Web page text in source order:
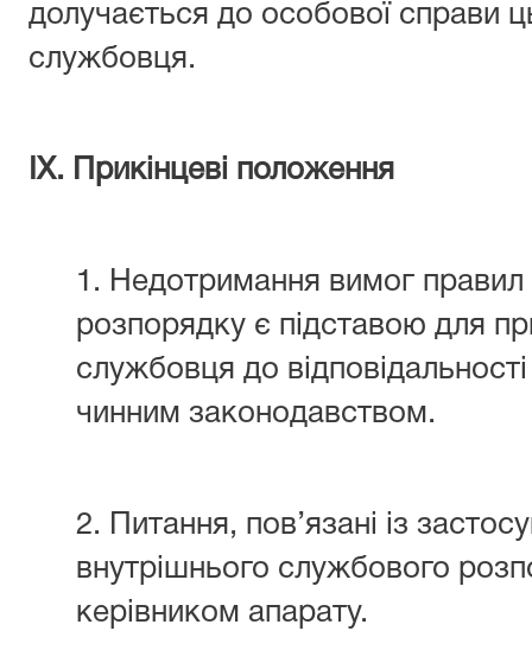
долучається до особової справи
службовця.
ІХ. Прикінцеві положення
1. Недотримання вимог правил
розпорядку є підставою для
службовця до
чинним законодавством.
2. Питання, пов’язані із
внутрішнього службового
керівником апарату.